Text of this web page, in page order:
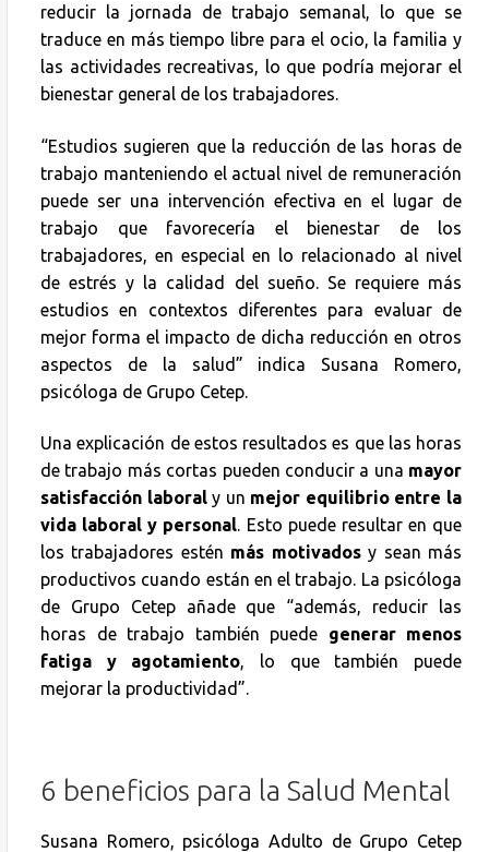
reducir la jornada de trabajo semanal, lo que se
traduce en más tiempo libre para el ocio, la familia y
las actividades recreativas, lo que podría mejorar el
bienestar general de los trabajadores.
“Estudios sugieren que la reducción de las horas de
trabajo manteniendo el actual nivel de remuneración
puede ser una intervención efectiva en el lugar de
trabajo que favorecería el bienestar de los
trabajadores, en especial en lo relacionado al nivel
de estrés y la calidad del sueño. Se requiere más
estudios en contextos diferentes para evaluar de
mejor forma el impacto de dicha reducción en otros
aspectos de la salud” indica Susana Romero,
psicóloga de Grupo Cetep.
Una explicación de estos resultados es que las horas
de trabajo más cortas pueden conducir a una mayor
satisfacción laboraly un mejor equilibrio entre la
vida laboral y personal. Esto puede resultar en que
los trabajadores estén más motivadosy sean más
productivos cuando están en el trabajo. La psicóloga
de Grupo Cetep añade que “además, reducir las
horas de trabajo también puede generar menos
fatiga y agotamiento, lo que también puede
mejorar la productividad”.
6 beneficios para la Salud Mental
Susana Romero, psicóloga Adulto de Grupo Cetep